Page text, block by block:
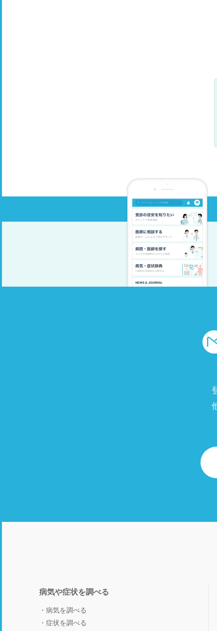
病気や症状を調べる
病気を調べる
症状を調べる